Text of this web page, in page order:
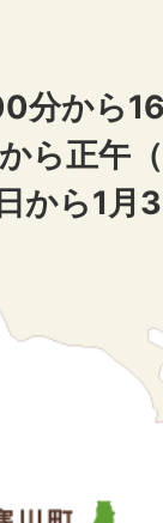
分から
ら正午
から1月